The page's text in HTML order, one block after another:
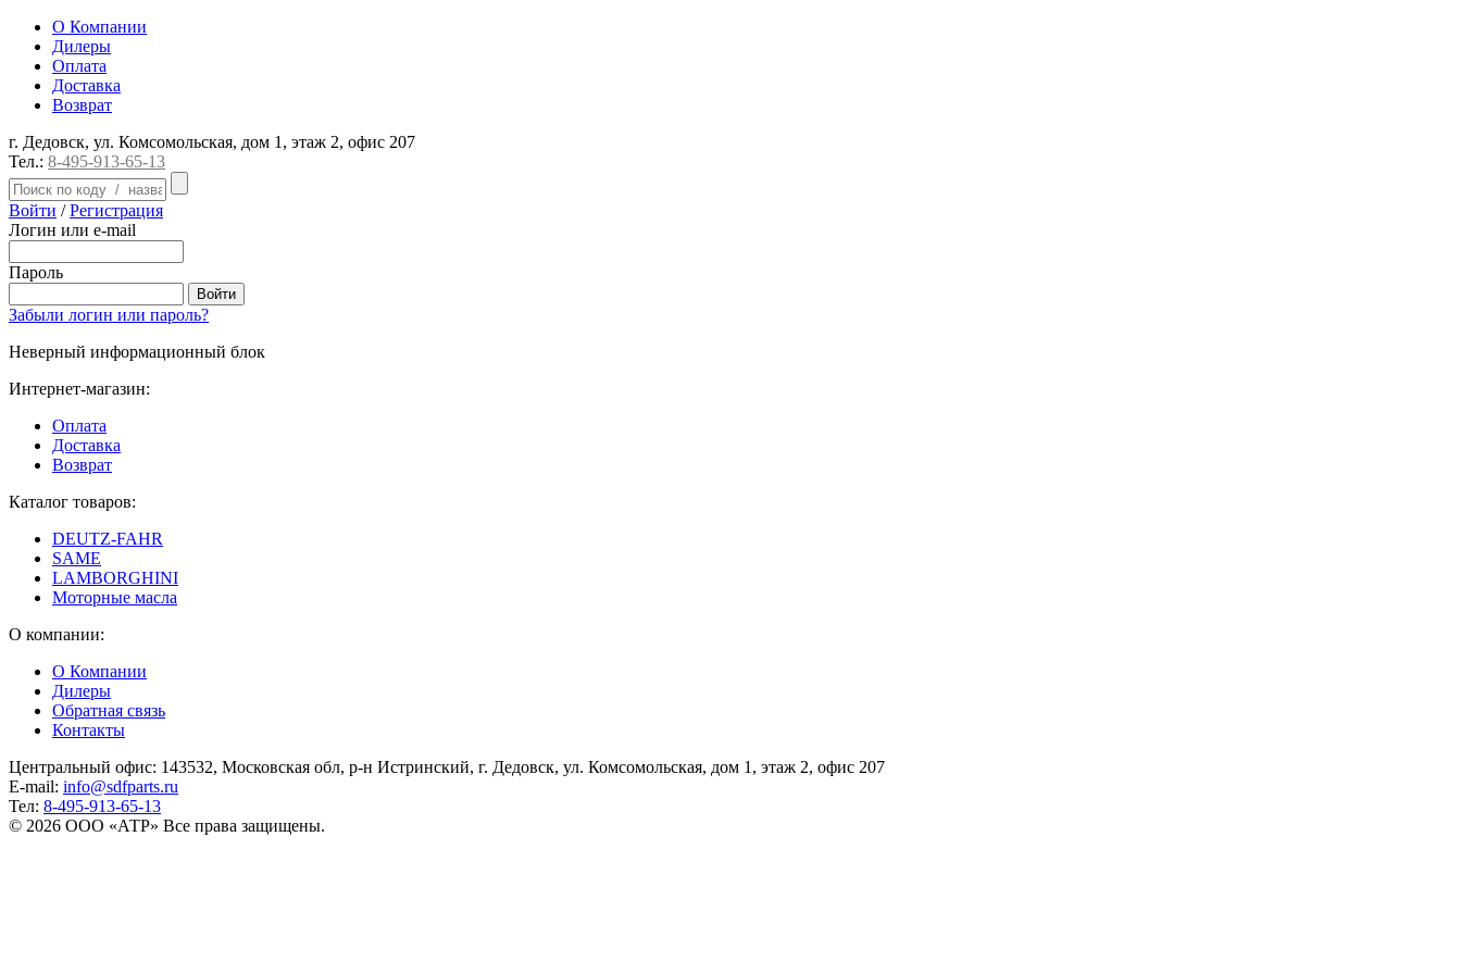
О Компании
Дилеры
Оплата
Доставка
Возврат
г. Дедовск, ул. Комсомольская, дом 1, этаж 2, офис 207
Тел.: 8-495-913-65-13
Войти / Регистрация
Логин или e-mail
Пароль
Забыли логин или пароль?
Неверный информационный блок
Интернет-магазин:
Оплата
Доставка
Возврат
Каталог товаров:
DEUTZ-FAHR
SAME
LAMBORGHINI
Моторные масла
О компании:
О Компании
Дилеры
Обратная связь
Контакты
Центральный офис: 143532, Московская обл, р-н Истринский, г. Дедовск, ул. Комсомольская, дом 1, этаж 2, офис 207
E-mail: info@sdfparts.ru
Тел: 8-495-913-65-13
© 2026 ООО «АТР» Все права защищены.